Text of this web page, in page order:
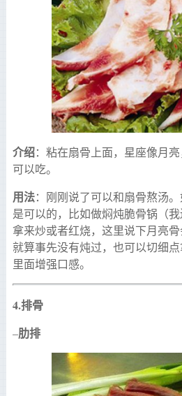
介绍：粘在扇骨上面，星座像月
可以吃。
用法：刚刚说了可以和扇骨熬汤
是可以的，比如做焖炖脆骨锅（
拿来炒或者红烧，这里说下月亮骨
就算事先没有炖过，也可以切细
里面增强口感。
4.排骨
–肋排